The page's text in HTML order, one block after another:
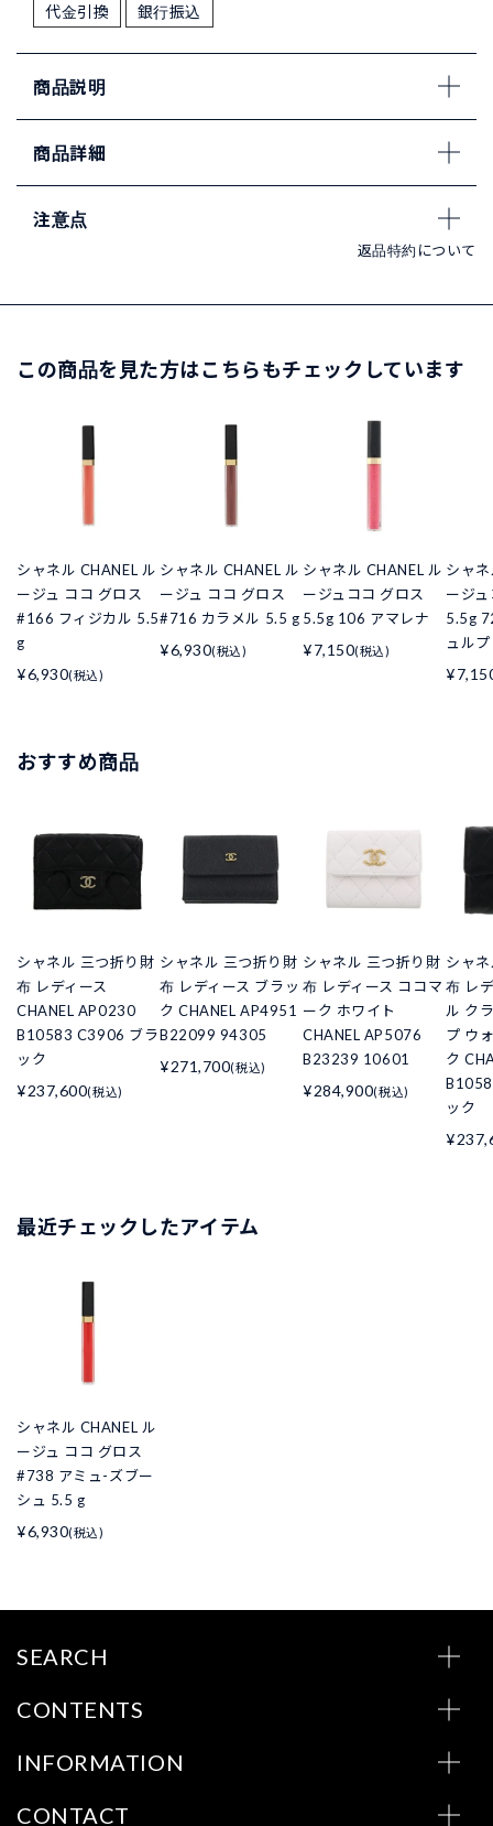
代金引換 銀行振込
商品説明
商品詳細
注意点
返品特約について
この商品を見た方はこちらもチェックしています
シャネル CHANEL ル
ージュ ココ グロス
#166 フィジカル 5.5
g
¥6,930(税込)
シャネル CHANEL ル
ージュ ココ グロス
#716 カラメル 5.5 g
¥6,930(税込)
シャネル CHANEL ル
ージュココ グロス
5.5g 106 アマレナ
¥7,150(税込)
シャ
ージ
5.5g
ュルプ
おすすめ商品
シャネル 三つ折り財
布 レディース
CHANEL AP0230
B10583 C3906 ブラ
ック
¥237,600(税込)
シャネル 三つ折り財
布 レディース ブラッ
ク CHANEL AP4951
B22099 94305
¥271,700(税込)
シャネル 三つ折り財
布 レディース ココマ
ーク ホワイト
CHANEL AP5076
B23239 10601
¥284,900(税込)
シャ
布 レ
ル ク
プ ウ
ク
ック
最近チェックしたアイテム
シャネル CHANEL ル
ージュ ココ グロス
#738 アミュ-ズブー
シュ 5.5 g
¥6,930(税込)
SEARCH
CONTENTS
INFORMATION
CONTACT